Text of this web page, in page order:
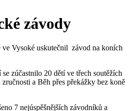
závody
ve Vysoké uskutečnil závod na koních
zúčastnilo 20 dětí ve třech soutěžích
a Běh přes překážky bez koně
7 nejúspěšnějších závodníků a